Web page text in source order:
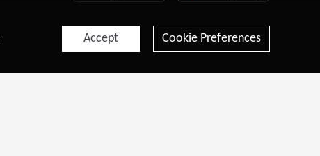
Accept Cookie Preferences